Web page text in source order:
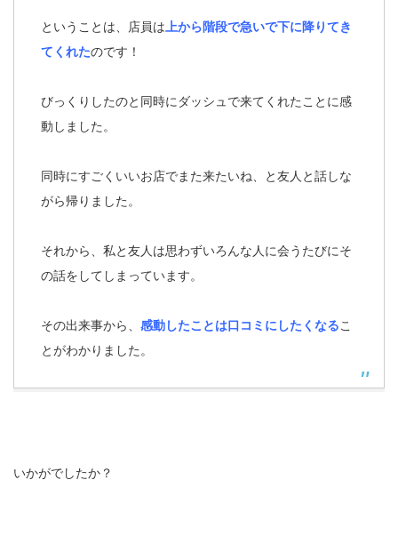
ということは、店員は 上から階段で急いで下に降りてき
てくれたのです！
びっくりしたのと同時にダッシュで来てくれたことに感
動しました。
同時にすごくいいお店でまた来たいね、と友人と話しな
がら帰りました。
それから、私と友人は思わずいろんな人に会うたびにそ
の話をしてしまっています。
その出来事から、 感動したことは口コミにしたくなるこ
とがわかりました。
いかがでしたか？